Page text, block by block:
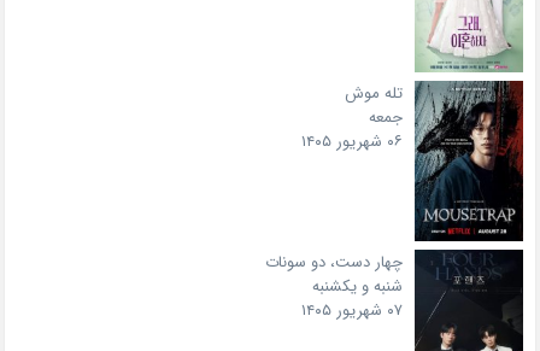
تله موش
جمعه
۰۶ شهریور ۱۴۰۵
چهار دست، دو سونات
شنبه و یکشنبه
۰۷ شهریور ۱۴۰۵